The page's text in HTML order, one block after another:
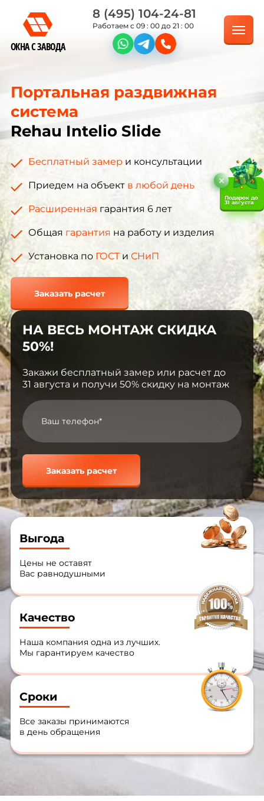
ОКНА С ЗАВОДА
8 (495) 104-24-81
Работаем с 09 : 00 до 21 : 00
Портальная раздвижная
система
Rehau Intelio Slide
Бесплатный замери консультации
Приедем на объект в любой день
Расширенная гарантия 6 лет
Общая гарантия на работу и изделия
Установка по ГОСТи СНиП
Заказать расчет
НА ВЕСЬ МОНТАЖ СКИДКА
50%!
Закажи бесплатный замер или расчет до
31 августа и получи 50% скидку на монтаж
Заказать расчет
Выгода
Цены не оставят
Вас равнодушными
Качество
Наша компания одна из лучших.
Мы гарантируем качество
Сроки
Все заказы принимаются
в день обращения
Подарок до
31 августа